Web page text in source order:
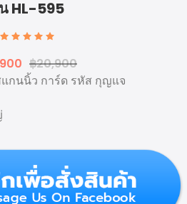
HL-595
฿20,900
กนนิ้ว การ์ด รหัส กุญแจ